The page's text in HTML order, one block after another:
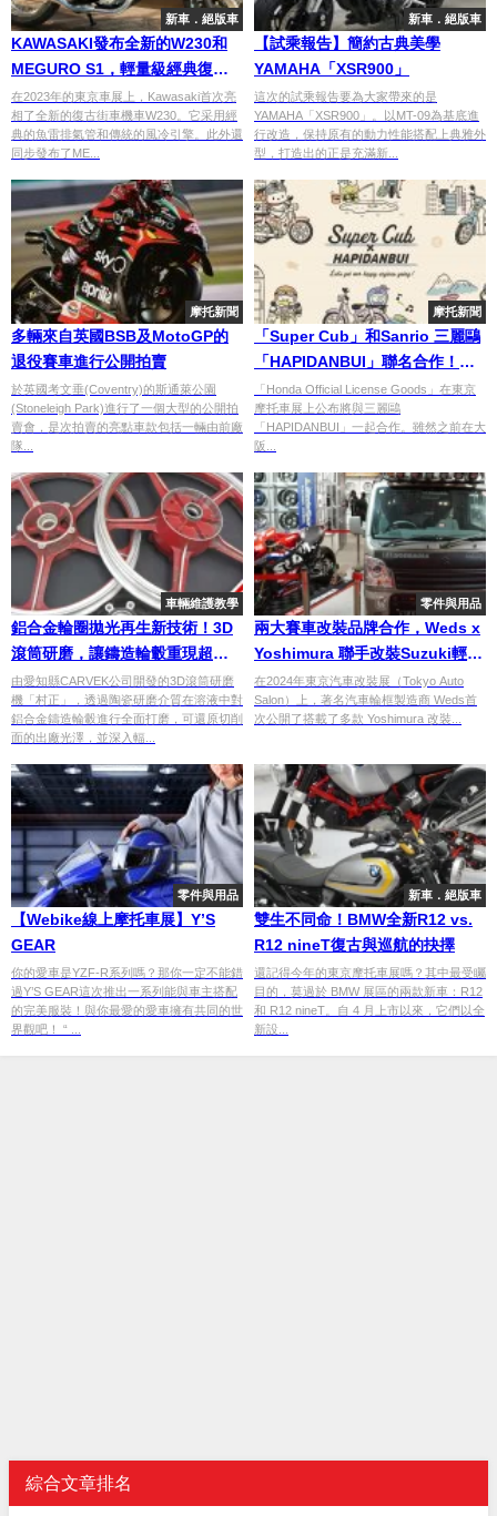
新車．絕版車
KAWASAKI發布全新的W230和
MEGURO S1，輕量級經典復古
街車再現​
在2023年的東京車展上，Kawasaki首次亮
相了全新的復古街車機車W230。它采用經
典的魚雷排氣管和傳統的風冷引擎。此外還
同步發布了ME...
新車．絕版車
【試乘報告】簡約古典美學
YAMAHA「XSR900」
這次的試乘報告要為大家帶來的是
YAMAHA「XSR900」。以MT-09為基底進
行改造，保持原有的動力性能搭配上典雅外
型，打造出的正是充滿新...
摩托新聞
多輛來自英國BSB及MotoGP的
退役賽車進行公開拍賣
於英國考文垂(Coventry)的斯通萊公園
(Stoneleigh Park)進行了一個大型的公開拍
賣會，是次拍賣的亮點車款包括一輛由前廠
隊...
摩托新聞
「Super Cub」和Sanrio 三麗鷗
「HAPIDANBUI」聯名合作！
【2023 Webike 摩托車展】
「Honda Official License Goods」在東京
摩托車展上公布將與三麗鷗
「HAPIDANBUI」一起合作。雖然之前在大
阪...
車輛維護教學
鋁合金輪圈拋光再生新技術！3D
滾筒研磨，讓鑄造輪轂重現超越
新車的光澤
由愛知縣CARVEK公司開發的3D滾筒研磨
機「村正」，透過陶瓷研磨介質在溶液中對
鋁合金鑄造輪轂進行全面打磨，可還原切削
面的出廠光澤，並深入輻...
零件與用品
兩大賽車改裝品牌合作，Weds x
Yoshimura 聯手改裝Suzuki輕型
車Carry
在2024年東京汽車改裝展（Tokyo Auto
Salon）上，著名汽車輪框製造商 Weds首
次公開了搭載了多款 Yoshimura 改裝...
零件與用品
【Webike線上摩托車展】Y’S
GEAR
你的愛車是YZF-R系列嗎？那你一定不能錯
過Y’S GEAR這次推出一系列能與車主搭配
的完美服裝！與你最愛的愛車擁有共同的世
界觀吧！ “ ...
新車．絕版車
雙生不同命！BMW全新R12 vs.
R12 nineT復古與巡航的抉擇
還記得今年的東京摩托車展嗎？其中最受矚
目的，莫過於 BMW 展區的兩款新車：R12
和 R12 nineT。自 4 月上市以來，它們以全
新設...
綜合文章排名